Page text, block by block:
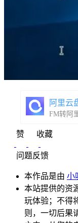
阿里云
FM转阿
赞 收藏
问题反馈
本作品是由 小
本站提供的资
玩体验；不得
则，一切后果